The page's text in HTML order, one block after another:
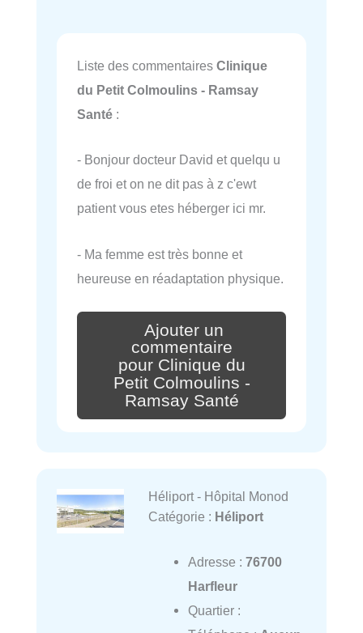
Liste des commentaires Clinique
du Petit Colmoulins - Ramsay
Santé :
- Bonjour docteur David et quelqu u
de froi et on ne dit pas à z c'ewt
patient vous etes héberger ici mr.
- Ma femme est très bonne et
heureuse en réadaptation physique.
Ajouter un
commentaire
pour Clinique du
Petit Colmoulins -
Ramsay Santé
Héliport - Hôpital Monod
Catégorie : Héliport
Adresse : 76700
Harfleur
Quartier :